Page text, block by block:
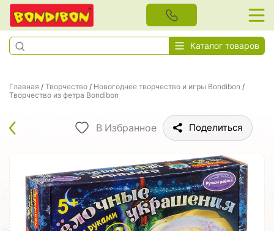
Каталог товаров
Главная / Творчество / Новогоднее творчество и игры Bondibon /
Творчество из фетра Bondibon
В Избранное Поделиться